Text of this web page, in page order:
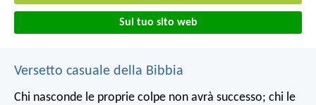
Sul tuo sito web
Versetto casuale della Bibbia
Chi nasconde le proprie colpe non avrà successo; chi le